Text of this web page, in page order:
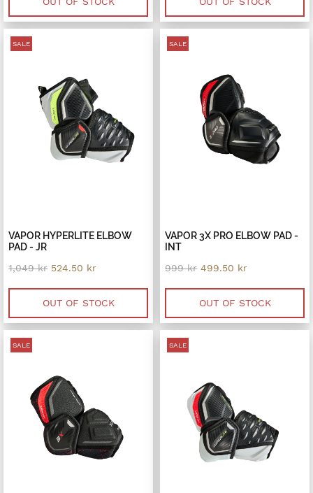
SALE
VAPOR HYPERLITE ELBOW
PAD - JR
1,049kr Original
was:
1,049 kr.
524.50 krCurrent
is:
524.50 kr.
OUT OF STOCK
SALE
VAPOR 3X PRO ELBOW PAD -
INT
999kr Original
was:
999 kr.
499.50 krCurrent
is:
499.50 kr.
OUT OF STOCK
SALE SALE